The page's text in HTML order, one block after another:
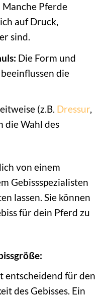
Manche Pferde
auf Druck,
sind.
Die Form und
die
(z.B. Dressur,
die Wahl des
von einem
Gebissspezialisten
lassen. Sie können
für dein Pferd zu
entscheidend für den
des Gebisses. Ein